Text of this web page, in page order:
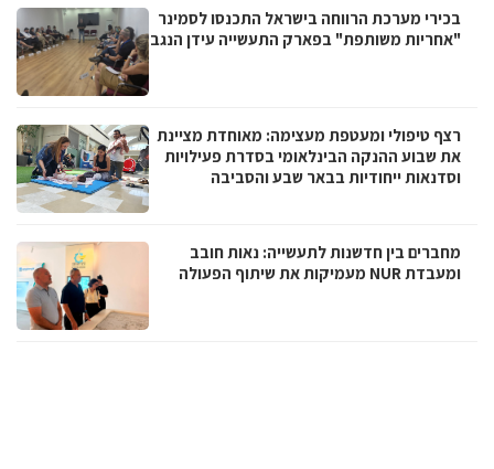
בכירי מערכת הרווחה בישראל התכנסו לסמינר
"אחריות משותפת" בפארק התעשייה עידן הנגב
רצף טיפולי ומעטפת מעצימה: מאוחדת מציינת
את שבוע ההנקה הבינלאומי בסדרת פעילויות
וסדנאות ייחודיות בבאר שבע והסביבה
מחברים בין חדשנות לתעשייה: נאות חובב
ומעבדת NUR מעמיקות את שיתוף הפעולה